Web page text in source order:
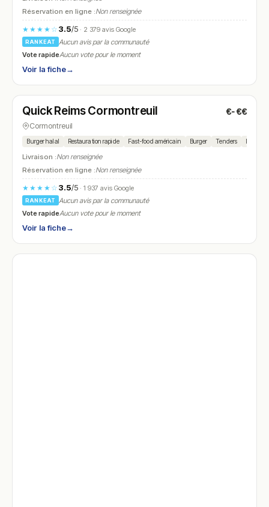
Réservation en ligne :Non renseignée
★★★★☆ 3.5/5· 2 379 avis Google
RANKEAT
Aucun avis par la communauté
Vote rapideAucun vote pour le moment
Voir la fiche→
N° 17
Quick Reims Cormontreuil €-€€
Cormontreuil
Burger halal Restauration rapide Fast-food américain Burger Tenders Nuggets
Livraison :Non renseignée
Réservation en ligne :Non renseignée
★★★★☆ 3.5/5· 1 937 avis Google
RANKEAT
Aucun avis par la communauté
Vote rapideAucun vote pour le moment
Voir la fiche→